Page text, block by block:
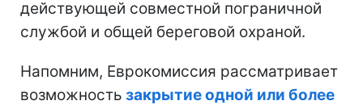
действующей совместной пограничной
службой и общей береговой охраной.
Напомним, Еврокомиссия рассматривает
возможность закрытие одной или более